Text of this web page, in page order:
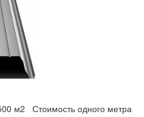
м2 Стоимость одного метра